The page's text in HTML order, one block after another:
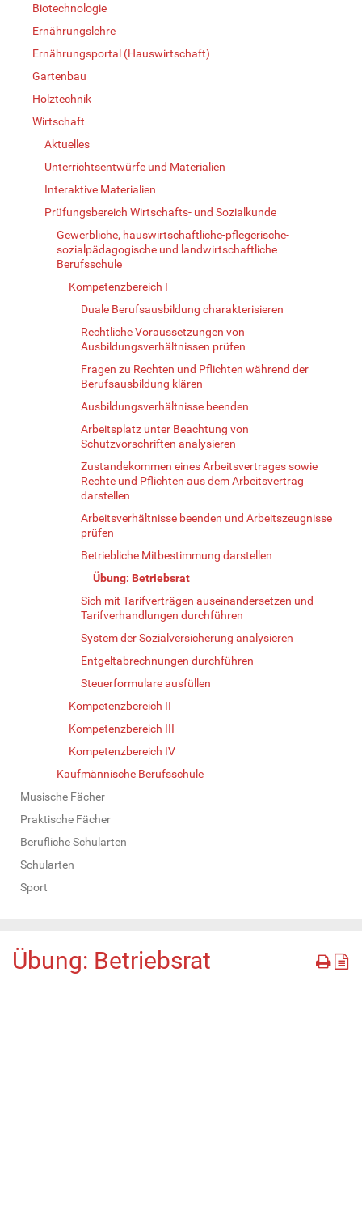
Biotechnologie
Ernährungslehre
Ernährungsportal (Hauswirtschaft)
Gartenbau
Holztechnik
Wirtschaft
Aktuelles
Unterrichtsentwürfe und Materialien
Interaktive Materialien
Prüfungsbereich Wirtschafts- und Sozialkunde
Gewerbliche, hauswirtschaftliche-pflegerische-
sozialpädagogische und landwirtschaftliche
Berufsschule
Kompetenzbereich I
Duale Berufsausbildung charakterisieren
Rechtliche Voraussetzungen von
Ausbildungsverhältnissen prüfen
Fragen zu Rechten und Pflichten während der
Berufsausbildung klären
Ausbildungsverhältnisse beenden
Arbeitsplatz unter Beachtung von
Schutzvorschriften analysieren
Zustandekommen eines Arbeitsvertrages sowie
Rechte und Pflichten aus dem Arbeitsvertrag
darstellen
Arbeitsverhältnisse beenden und Arbeitszeugnisse
prüfen
Betriebliche Mitbestimmung darstellen
Übung: Betriebsrat
Sich mit Tarifverträgen auseinandersetzen und
Tarifverhandlungen durchführen
System der Sozialversicherung analysieren
Entgeltabrechnungen durchführen
Steuerformulare ausfüllen
Kompetenzbereich II
Kompetenzbereich III
Kompetenzbereich IV
Kaufmännische Berufsschule
Musische Fächer
Praktische Fächer
Berufliche Schularten
Schularten
Sport
Übung: Betriebsrat